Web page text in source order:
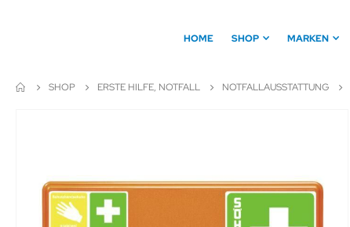
HOME SHOP MARKEN
SHOP ERSTE HILFE, NOTFALL NOTFALLAUSSTATTUNG
springen